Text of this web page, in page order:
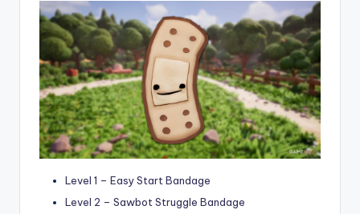
Level 1 – Easy Start Bandage
Level 2 – Sawbot Struggle Bandage